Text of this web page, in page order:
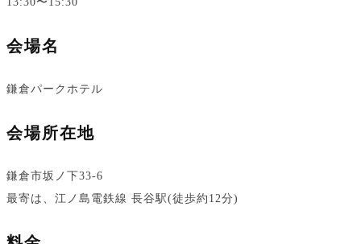
会場名
鎌倉パークホテル
会場所在地
鎌倉市坂ノ下33-6
最寄は、江ノ島電鉄線 長谷駅(徒歩約12分)